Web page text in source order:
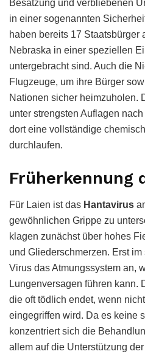
Besatzung und verbliebenen
in einer sogenannten
haben bereits 17 Staatsbürger
Nebraska in einer speziellen
untergebracht sind. Auch die
Flugzeuge, um ihre Bürger
Nationen sicher heimzuholen.
unter strengsten Auflagen
dort eine vollständige
durchlaufen.
Früherkennung
Für Laien ist das Hantavirus
gewöhnlichen Grippe zu
klagen zunächst über hohes
und Gliederschmerzen. Erst
Virus das Atmungssystem an,
Lungenversagen führen kann.
die oft tödlich endet, wenn
eingegriffen wird. Da es keine
konzentriert sich die
allem auf die Unterstützung